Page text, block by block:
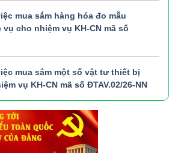
mua sắm hàng hóa đo mẫu
cho nhiệm vụ KH-CN mã số
mua sắm một số vật tư thiết bị
vụ KH-CN mã số ĐTAV.02/26-NN